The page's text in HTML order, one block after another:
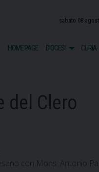
sabato 08
HOME PAGE DIOCESI CURIA
del Clero
con Mons. Antonio